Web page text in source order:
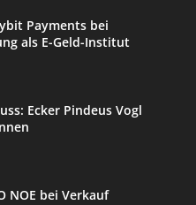
Payments bei
als E-Geld-Institut
Ecker Pindeus Vogl
NOE bei Verkauf